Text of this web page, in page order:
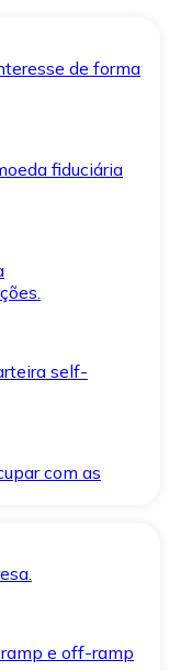
de forma
fiduciária
self-
com as
e off-ramp